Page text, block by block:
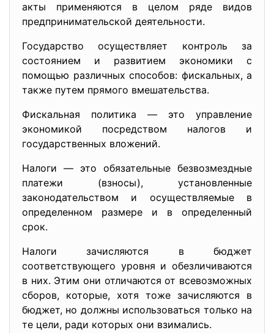
акты применяются в целом ряде видов
предпринимательской деятельности.
Государство осуществляет контроль за
состоянием и развитием экономики с
помощью различных способов: фискальных, а
также путем прямого вмешательства.
Фискальная политика — это управление
экономикой посредством налогов и
государственных вложений.
Налоги — это обязательные безвозмездные
платежи (взносы), установленные
законодательством и осуществляемые в
определенном размере и в определенный
срок.
Налоги зачисляются в бюджет
соответствующего уровня и обезличиваются
в них. Этим они отличаются от всевозможных
сборов, которые, хотя тоже зачисляются в
бюджет, но должны использоваться только на
те цели, ради которых они взимались.